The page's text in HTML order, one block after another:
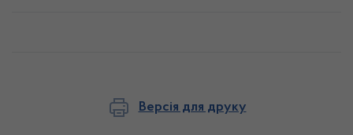
Версія для друку